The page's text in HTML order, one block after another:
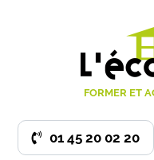
FORMER ET
01 45 20 02 20